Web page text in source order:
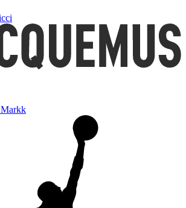
Markk